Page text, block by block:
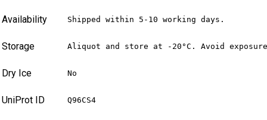
Availability Shipped within 5-10 working days.
Storage Aliquot and store at -20°C. Avoid
Dry Ice No
UniProt ID Q96CS4